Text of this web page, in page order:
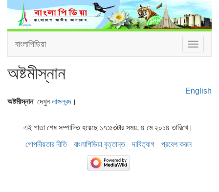
Toggle
বাংলাপিডিয়া
অষ্টমীস্নান
English
অষ্টমীস্নানদেখুন লাঙ্গলবন্দ ।
এই পাতা শেষ সম্পাদিত হয়েছে ১৭:৫৩টার সময়, ৪ মে ২০১৪ তারিখে।
গোপনীয়তার নীতি
বাংলাপিডিয়া বৃত্তান্ত দাবিত্যাগ প্রবেশ করুন